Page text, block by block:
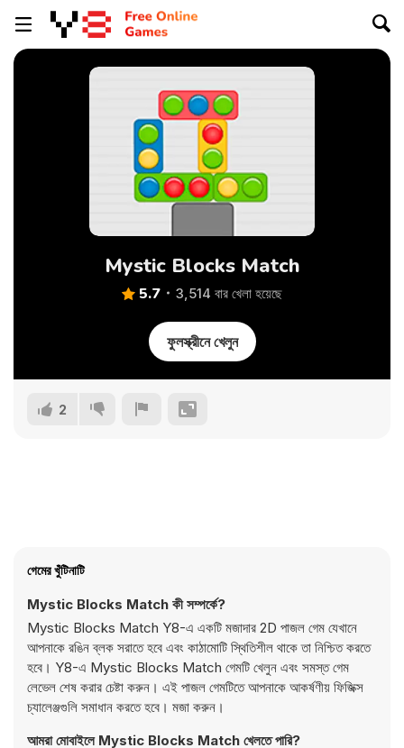
Mystic Blocks Match
5.7 3,514 বার খেলা হয়েছে
ফুলস্ক্রীনে খেলুন
2
গেমের খুঁটিনাটি
Mystic Blocks Match কী সম্পর্কে?
Mystic Blocks Match Y8-এ একটি মজাদার 2D পাজল গেম যেখানে
আপনাকে রঙিন ব্লক সরাতে হবে এবং কাঠামোটি স্থিতিশীল থাকে তা নিশ্চিত করতে
হবে। Y8-এ Mystic Blocks Match গেমটি খেলুন এবং সমস্ত গেম
লেভেল শেষ করার চেষ্টা করুন। এই পাজল গেমটিতে আপনাকে আকর্ষণীয় ফিজিক্স
চ্যালেঞ্জগুলি সমাধান করতে হবে। মজা করুন।
আমরা মোবাইলে Mystic Blocks Match খেলতে পারি?